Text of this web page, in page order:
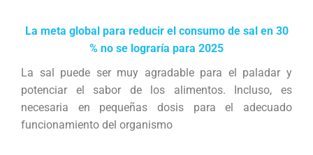
La meta global para reducir el consumo de sal en 30
% no se lograría para 2025
La sal puede ser muy agradable para el paladar y
potenciar el sabor de los alimentos. Incluso, es
necesaria en pequeñas dosis para el adecuado
funcionamiento del organismo